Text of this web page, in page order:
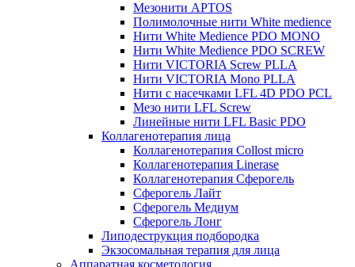
Мезонити APTOS
Полимолочные нити White medience
Нити White Medience PDO MONO
Нити White Medience PDO SCREW
Нити VICTORIA Screw PLLA
Нити VICTORIA Mono PLLA
Нити с насечками LFL 4D PDO PCL
Мезо нити LFL Screw
Линейные нити LFL Basic PDO
Коллагенотерапия лица
Коллагенотерапия Collost micro
Коллагенотерапия Linerase
Коллагенотерапия Сферогель
Сферогель Лайт
Сферогель Медиум
Сферогель Лонг
Липодеструкция подбородка
Экзосомальная терапия для лица
Аппаратная косметология